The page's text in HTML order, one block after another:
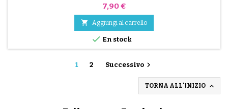
Prezzo
7,90 €
 Aggiungi al carrello
 En stock
1 2 Successivo
TORNA ALL'INIZIO 